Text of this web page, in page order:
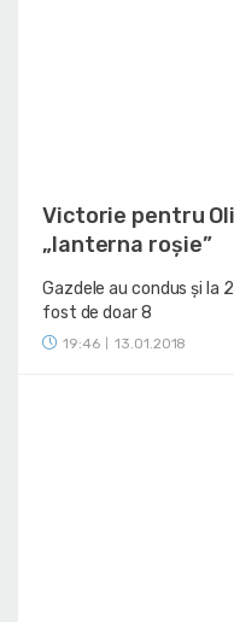
Victorie pentru
„lanterna roșie”
Gazdele au condus și la
fost de doar 8
19:46 13.01.2018